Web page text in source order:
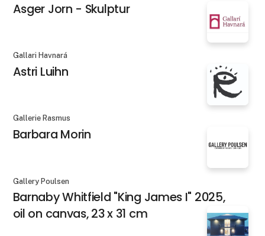
Asger Jorn - Skulptur
Gallari Havnará
Astri Luihn
Gallerie Rasmus
Barbara Morin
Gallery Poulsen
Barnaby Whitfield "King James I" 2025,
oil on canvas, 23 x 31 cm